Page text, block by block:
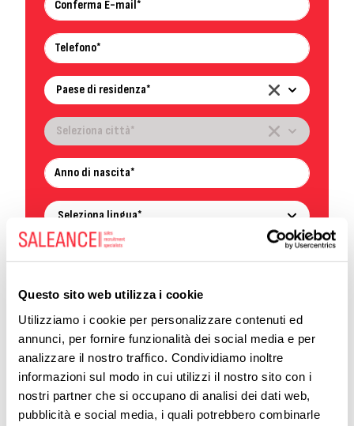
Questo sito web utilizza i cookie
Utilizziamo i cookie per personalizzare contenuti ed
annunci, per fornire funzionalità dei social media e per
analizzare il nostro traffico. Condividiamo inoltre
informazioni sul modo in cui utilizzi il nostro sito con i
nostri partner che si occupano di analisi dei dati web,
pubblicità e social media, i quali potrebbero combinarle
Telefono*
Paese di residenza*
Seleziona città*
Anno di nascita*
Seleziona lingua*
TIpologia contrattuale*
Seleziona la soglia retributiva minima
attesa*
Carica CV (.pdf)*